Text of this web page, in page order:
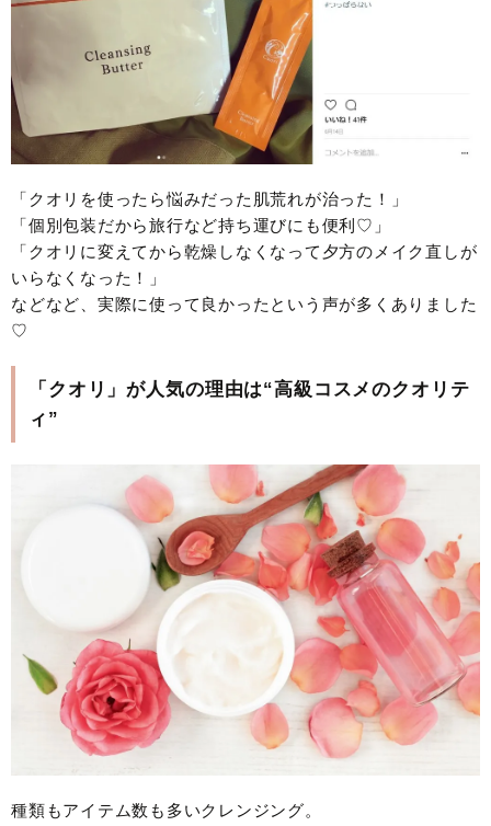
「クオリを使ったら悩みだった肌荒れが治った！」
「個別包装だから旅行など持ち運びにも便利♡」
「クオリに変えてから乾燥しなくなって夕方のメイク直しが
いらなくなった！」
などなど、実際に使って良かったという声が多くありました
♡
「クオリ」が人気の理由は“高級コスメのクオリテ
ィ”
種類もアイテム数も多いクレンジング。